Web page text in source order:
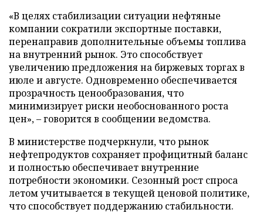
«В целях стабилизации ситуации нефтяные
компании сократили экспортные поставки,
перенаправив дополнительные объемы топлива
на внутренний рынок. Это способствует
увеличению предложения на биржевых торгах в
июле и августе. Одновременно обеспечивается
прозрачность ценообразования, что
минимизирует риски необоснованного роста
цен», – говорится в сообщении ведомства.
В министерстве подчеркнули, что рынок
нефтепродуктов сохраняет профицитный баланс
и полностью обеспечивает внутренние
потребности экономики. Сезонный рост спроса
летом учитывается в текущей ценовой политике,
что способствует поддержанию стабильности.